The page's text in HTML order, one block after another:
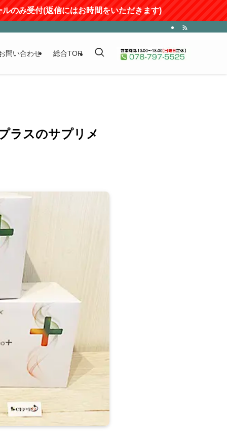
はお時間をいただきます)
問い合わせ 総合TOP
ラスのサプリメ